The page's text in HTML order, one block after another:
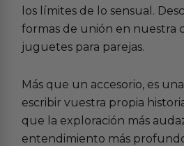
los límites de lo sensual.
formas de unión en nuestra
juguetes para parejas.
Más que un accesorio, es
escribir vuestra propia
que la exploración más
entendimiento más